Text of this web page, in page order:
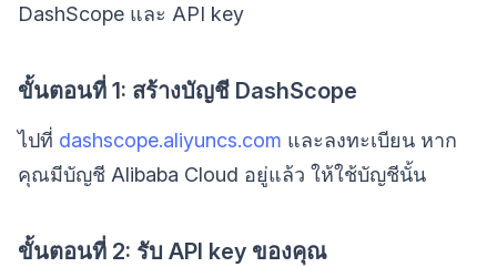
DashScope และ API key
ขั้นตอนที่ 1: สร้างบัญชี DashScope
ไปที่ dashscope.aliyuncs.com และลงทะเบียน หาก
คุณมีบัญชี Alibaba Cloud อยู่แล้ว ให้ใช้บัญชีนั้น
ขั้นตอนที่ 2: รับ API key ของคุณ